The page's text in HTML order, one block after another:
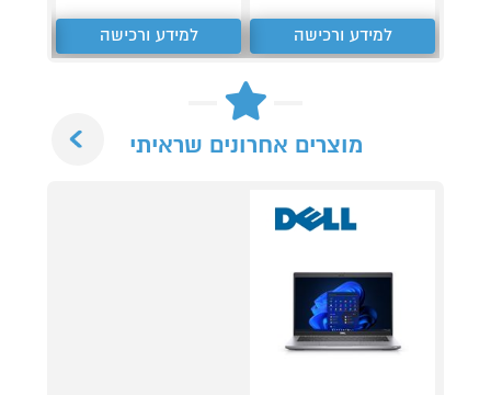
למידע ורכישה למידע ורכישה
מוצרים אחרונים שראיתי